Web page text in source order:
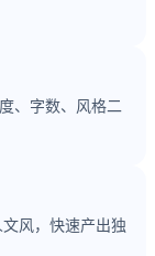
、字数、风格二
风，快速产出独